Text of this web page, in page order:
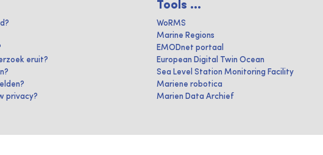
eruit?
privacy?
Tools ...
WoRMS
Marine Regions
EMODnet portaal
European Digital Twin Ocean
Sea Level Station Monitoring Facility
Mariene robotica
Marien Data Archief